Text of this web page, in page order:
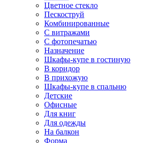
Цветное стекло
Пескоструй
Комбинированные
С витражами
С фотопечатью
Назначение
Шкафы-купе в гостиную
В коридор
В прихожую
Шкафы-купе в спальню
Детские
Офисные
Для книг
Для одежды
На балкон
Форма